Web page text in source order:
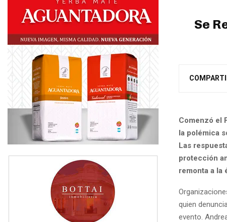
Se
Comenzó el
la polémica
Las
protección
remonta a la
quien
evento.